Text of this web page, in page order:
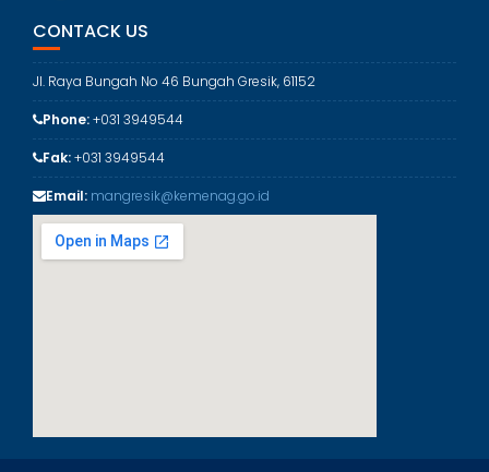
CONTACK US
Jl. Raya Bungah No 46 Bungah Gresik, 61152
Phone:+031 3949544
Fak:+031 3949544
Email: mangresik@kemenag.go.id